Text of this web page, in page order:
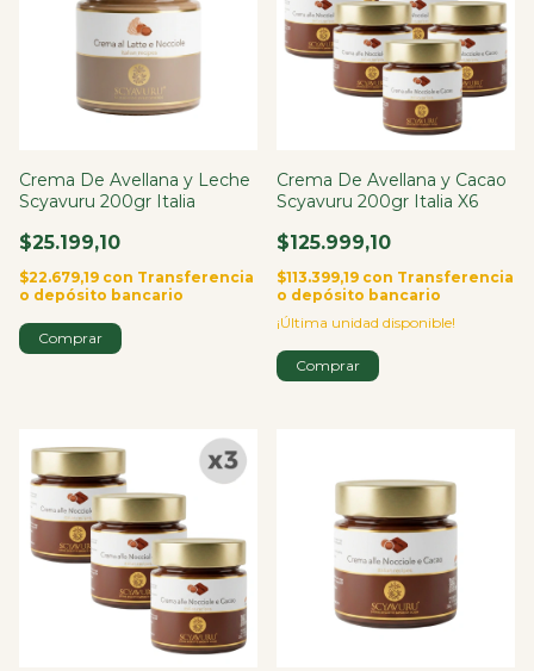
Crema De Avellana y Leche
Scyavuru 200gr Italia
$25.199,10
$22.679,19 con Transferencia
o depósito bancario
Crema De Avellana y Cacao
Scyavuru 200gr Italia X6
$125.999,10
$113.399,19 con Transferencia
o depósito bancario
¡Última unidad disponible!